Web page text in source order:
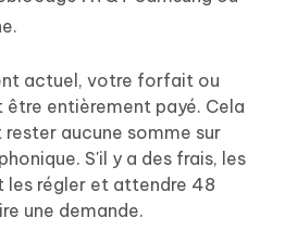
actuel, votre forfait ou
entièrement payé. Cela
aucune somme sur
S'il y a des frais, les
les régler et attendre 48
une demande.